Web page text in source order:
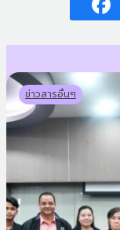
ข่าวสารอื่นๆ